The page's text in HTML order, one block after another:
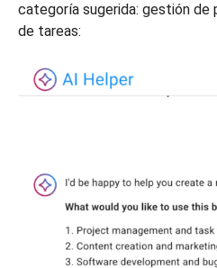
categoría sugerida: gestión
de tareas: